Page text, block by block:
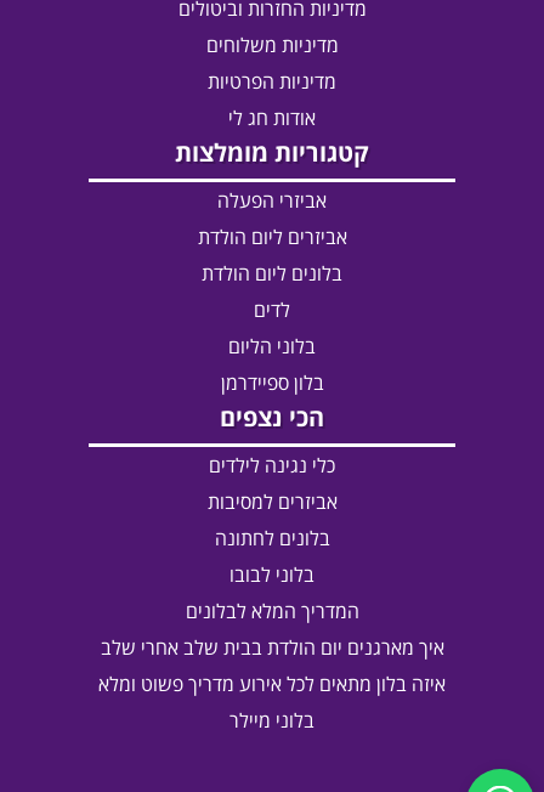
מדיניות החזרות וביטולים
מדיניות משלוחים
מדיניות הפרטיות
אודות חג לי
קטגוריות מומלצות
אביזרי הפעלה
אביזרים ליום הולדת
בלונים ליום הולדת
לדים
בלוני הליום
בלון ספיידרמן
הכי נצפים
כלי נגינה לילדים
אביזרים למסיבות
בלונים לחתונה
בלוני לבובו
המדריך המלא לבלונים
איך מארגנים יום הולדת בבית שלב אחרי שלב
איזה בלון מתאים לכל אירוע מדריך פשוט ומלא
בלוני מיילר